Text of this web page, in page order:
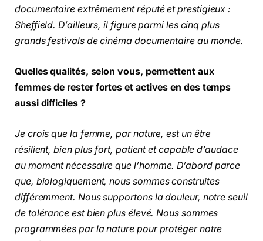
documentaire extrêmement réputé et prestigieux :
Sheffield. D’ailleurs, il figure parmi les cinq plus
grands festivals de cinéma documentaire au monde.
Quelles qualités, selon vous, permettent aux
femmes de rester fortes et actives en des temps
aussi difficiles ?
Je crois que la femme, par nature, est un être
résilient, bien plus fort, patient et capable d’audace
au moment nécessaire que l’homme. D’abord parce
que, biologiquement, nous sommes construites
différemment. Nous supportons la douleur, notre seuil
de tolérance est bien plus élevé. Nous sommes
programmées par la nature pour protéger notre